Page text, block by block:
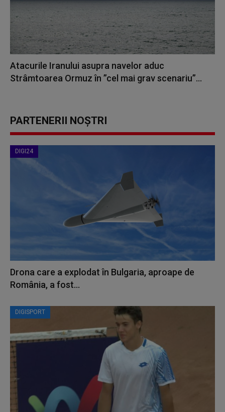
Atacurile Iranului asupra navelor aduc
Strâmtoarea Ormuz în ”cel mai grav scenariu”...
PARTENERII NOȘTRI
DIGI24
Drona care a explodat în Bulgaria, aproape de
România, a fost...
DIGISPORT